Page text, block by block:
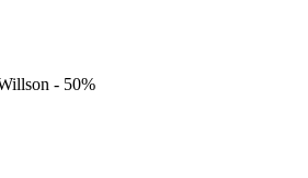
- 50%